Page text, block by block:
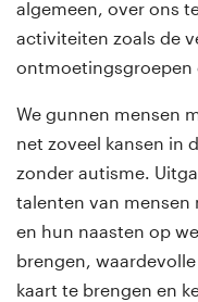
algemeen, over ons
activiteiten zoals de
ontmoetingsgroepen
We gunnen mensen
net zoveel kansen in
zonder autisme.
talenten van mensen
en hun naasten op
brengen,
kaart te brengen en